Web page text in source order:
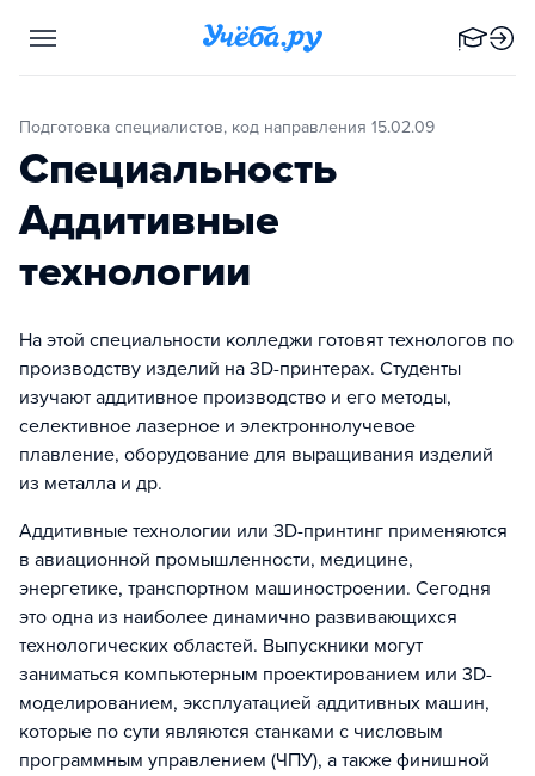
Подготовка специалистов, код направления 15.02.09
Специальность
Аддитивные
технологии
На этой специальности колледжи готовят технологов по
производству изделий на 3D-принтерах. Студенты
изучают аддитивное производство и его методы,
селективное лазерное и электроннолучевое
плавление, оборудование для выращивания изделий
из металла и др.
Аддитивные технологии или 3D-принтинг применяются
в авиационной промышленности, медицине,
энергетике, транспортном машиностроении. Сегодня
это одна из наиболее динамично развивающихся
технологических областей. Выпускники могут
заниматься компьютерным проектированием или 3D-
моделированием, эксплуатацией аддитивных машин,
которые по сути являются станками с числовым
программным управлением (ЧПУ), а также финишной